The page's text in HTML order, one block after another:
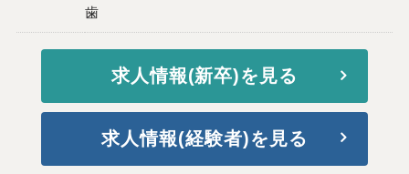
歯
求人情報(新卒)を見る
求人情報(経験者)を見る